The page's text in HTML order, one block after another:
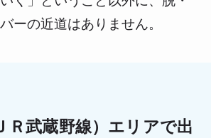
ーの近道はありません。
Ｒ武蔵野線）エリアで出